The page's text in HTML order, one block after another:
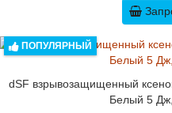
ПОПУЛЯРНЫЙ
dSF взрывозащищенный
Белый 5